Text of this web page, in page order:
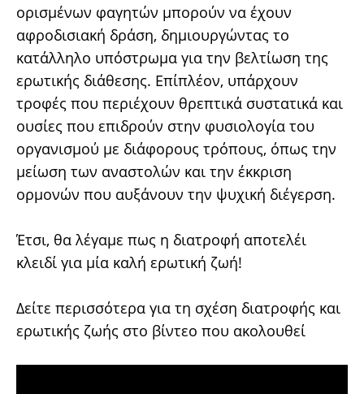
ορισμένων φαγητών μπορούν να έχουν
αφροδισιακή δράση, δημιουργώντας το
κατάλληλο υπόστρωμα για την βελτίωση της
ερωτικής διάθεσης. Επίπλέον, υπάρχουν
τροφές που περιέχουν θρεπτικά συστατικά και
ουσίες που επιδρούν στην φυσιολογία του
οργανισμού με διάφορους τρόπους, όπως την
μείωση των αναστολών και την έκκριση
ορμονών που αυξάνουν την ψυχική διέγερση.
Έτσι, θα λέγαμε πως η διατροφή αποτελέι
κλειδί για μία καλή ερωτική ζωή!
Δείτε περισσότερα για τη σχέση διατροφής και
ερωτικής ζωής στο βίντεο που ακολουθεί